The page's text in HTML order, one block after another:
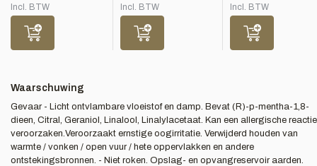
Incl. BTW
Incl. BTW
Incl. BTW
Waarschuwing
Gevaar - Licht ontvlambare vloeistof en damp. Bevat (R)-p-mentha-1,8-
dieen, Citral, Geraniol, Linalool, Linalylacetaat. Kan een allergische reactie
veroorzaken.Veroorzaakt ernstige oogirritatie. Verwijderd houden van
warmte / vonken / open vuur / hete oppervlakken en andere
ontstekingsbronnen. - Niet roken. Opslag- en opvangreservoir aarden.